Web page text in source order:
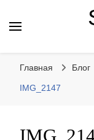
Главная Блог
IMG_2147